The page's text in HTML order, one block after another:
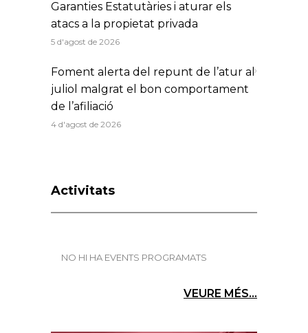
Garanties Estatutàries i aturar els
atacs a la propietat privada
5 d'agost de 2026
Foment alerta del repunt de l’atur al
juliol malgrat el bon comportament
de l’afiliació
4 d'agost de 2026
Activitats
NO HI HA EVENTS PROGRAMATS
VEURE MÉS...